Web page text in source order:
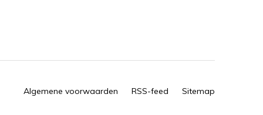
Algemene voorwaarden RSS-feed Sitemap